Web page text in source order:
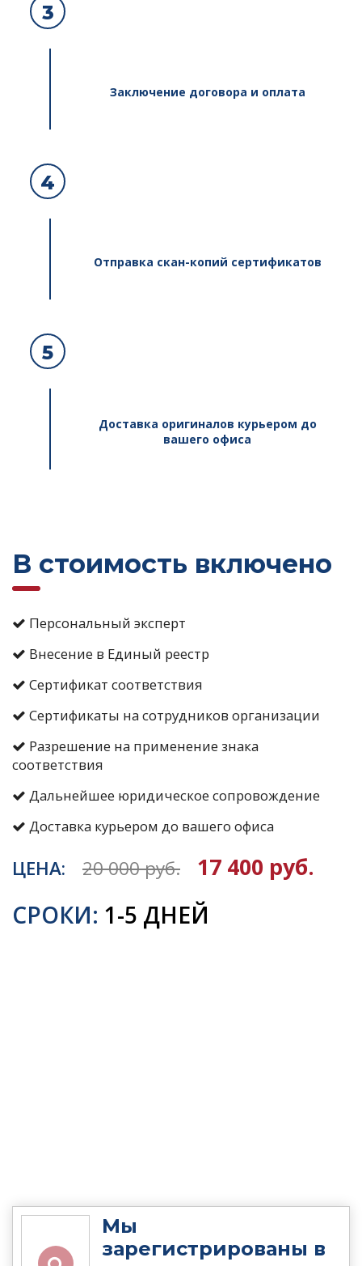
3
Заключение договора и оплата
4
Отправка скан-копий сертификатов
5
Доставка оригиналов курьером до
вашего офиса
В стоимость включено
Персональный эксперт
Внесение в Единый реестр
Сертификат соответствия
Сертификаты на сотрудников организации
Разрешение на применение знака
соответствия
Дальнейшее юридическое сопровождение
Доставка курьером до вашего офиса
ЦЕНА: 20 000 руб. 17 400 руб.
СРОКИ: 1-5 ДНЕЙ
Мы
зарегистрированы в